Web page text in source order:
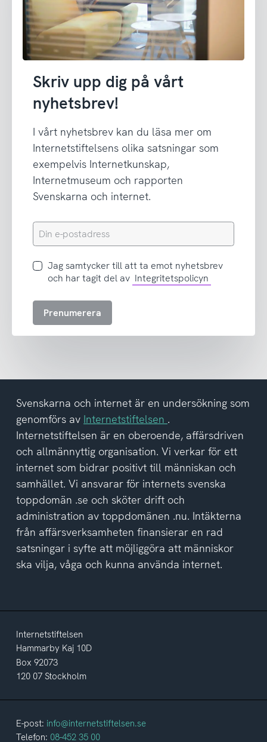
Skriv upp dig på vårt
nyhetsbrev!
I vårt nyhetsbrev kan du läsa mer om
Internetstiftelsens olika satsningar som
exempelvis Internetkunskap,
Internetmuseum och rapporten
Svenskarna och internet.
Din
e-
Jag
samtycker
att
del
av
integritetspolicyn
Jag samtycker till att ta emot nyhetsbrev
och har tagit del av Integritetspolicyn
Prenumerera
Svenskarna och internet är en undersökning som
genomförs av Internetstiftelsen .
Internetstiftelsen är en oberoende, affärsdriven
och allmännyttig organisation. Vi verkar för ett
internet som bidrar positivt till människan och
samhället. Vi ansvarar för internets svenska
toppdomän .se och sköter drift och
administration av toppdomänen .nu. Intäkterna
från affärsverksamheten finansierar en rad
satsningar i syfte att möjliggöra att människor
ska vilja, våga och kunna använda internet.
Internetstiftelsen
Hammarby Kaj 10D
Box 92073
120 07 Stockholm
E-post: info@internetstiftelsen.se
Telefon: 08-452 35 00